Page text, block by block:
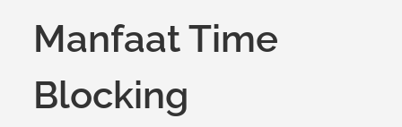
Manfaat Time
Blocking